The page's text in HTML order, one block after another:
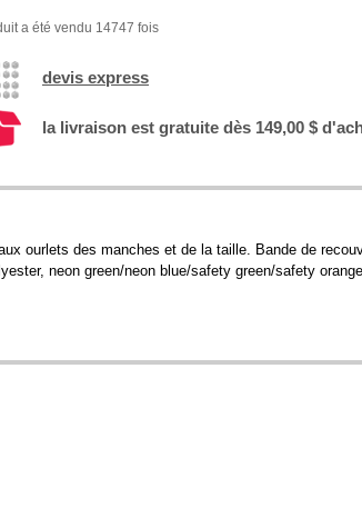
a été vendu 14747 fois
devis express
la livraison est gratuite dès 149,00 $
ourlets des manches et de la taille. Bande de
neon green/neon blue/safety green/safety